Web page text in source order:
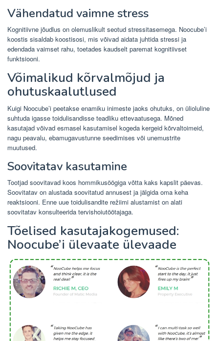
Vähendatud vaimne stress
Kognitiivne jõudlus on olemuslikult seotud stressitasemega. Noocube’i
koostis sisaldab koostisosi, mis võivad aidata juhtida stressi ja
edendada vaimset rahu, toetades kaudselt paremat kognitiivset
funktsiooni.
Võimalikud kõrvalmõjud ja
ohutuskaalutlused
Kuigi Noocube’i peetakse enamiku inimeste jaoks ohutuks, on ülioluline
suhtuda igasse toidulisandisse teadliku ettevaatusega. Mõned
kasutajad võivad esmasel kasutamisel kogeda kergeid kõrvaltoimeid,
nagu peavalu, ebamugavustunne seedimises või unemustrite
muutused.
Soovitatav kasutamine
Tootjad soovitavad koos hommikusöögiga võtta kaks kapslit päevas.
Soovitatav on alustada soovitatud annusest ja jälgida oma keha
reaktsiooni. Enne uue toidulisandite režiimi alustamist on alati
soovitatav konsulteerida tervishoiutöötajaga.
Tõelised kasutajakogemused:
Noocube’i ülevaate ülevaade